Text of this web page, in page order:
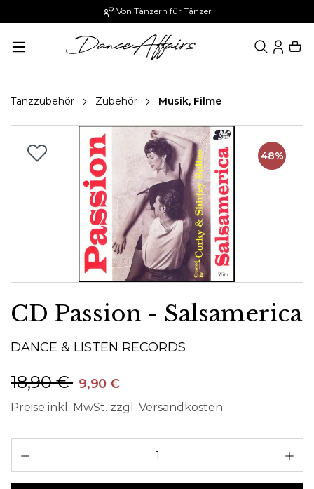
Von Tänzern für Tänzer
Tanzzubehör Zubehör Musik, Filme
48%
Bildergalerie überspringen
CD Passion - Salsamerica
DANCE & LISTEN RECORDS
18,90 € 9,90 €
Preise inkl. MwSt. zzgl. Versandkosten